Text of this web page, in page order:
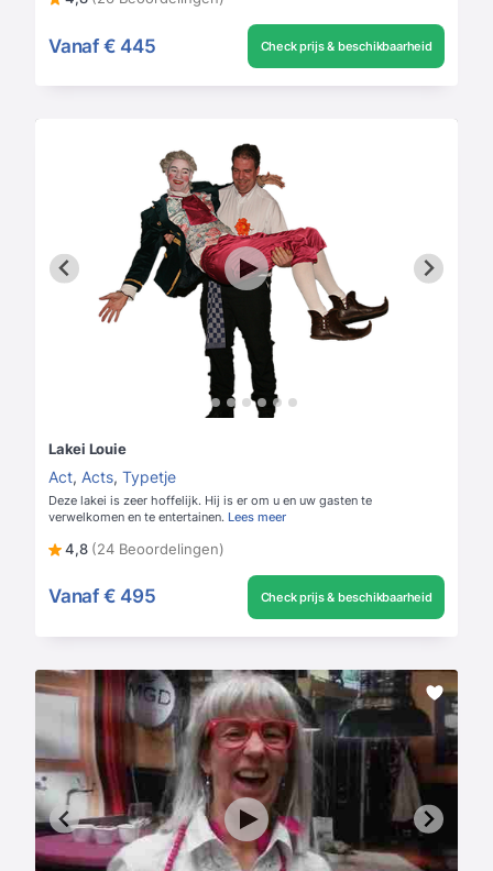
Vanaf € 445 Check prijs & beschikbaarheid
Lakei Louie
Act, Acts, Typetje
Deze lakei is zeer hoffelijk. Hij is er om u en uw gasten te
verwelkomen en te entertainen. Lees meer
4,8 (24 Beoordelingen)
Vanaf € 495 Check prijs & beschikbaarheid